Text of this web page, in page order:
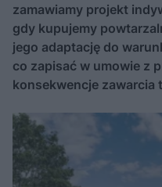
zamawiamy projekt
gdy kupujemy
jego adaptację do
co zapisać w umowie z
konsekwencje zawarcia